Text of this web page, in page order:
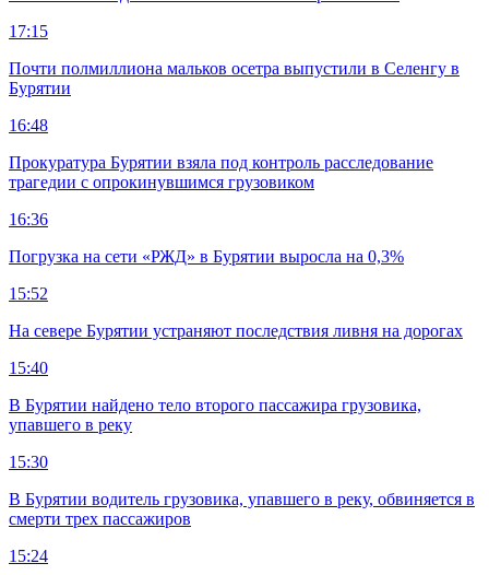
17:15
Почти полмиллиона мальков осетра выпустили в Селенгу в
Бурятии
16:48
Прокуратура Бурятии взяла под контроль расследование
трагедии с опрокинувшимся грузовиком
16:36
Погрузка на сети «РЖД» в Бурятии выросла на 0,3%
15:52
На севере Бурятии устраняют последствия ливня на дорогах
15:40
В Бурятии найдено тело второго пассажира грузовика,
упавшего в реку
15:30
В Бурятии водитель грузовика, упавшего в реку, обвиняется в
смерти трех пассажиров
15:24